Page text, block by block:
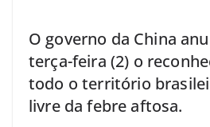
O governo da China
terça-feira (2) o
todo o território
livre da febre aftosa.